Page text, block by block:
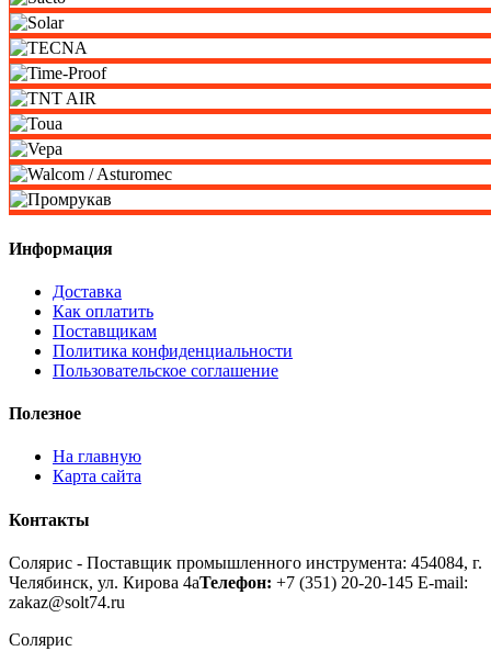
Информация
Доставка
Как оплатить
Поставщикам
Политика конфиденциальности
Пользовательское соглашение
Полезное
На главную
Карта сайта
Контакты
Солярис - Поставщик промышленного инструмента: 454084, г.
Челябинск, ул. Кирова 4аТелефон: +7 (351) 20-20-145 E-mail:
zakaz@solt74.ru
Солярис